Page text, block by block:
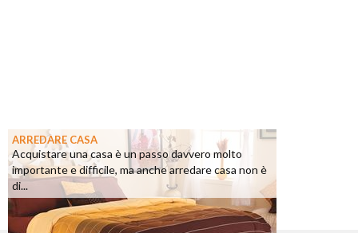
ARREDARE CASA
Acquistare una casa è un passo davvero molto
importante e difficile, ma anche arredare casa non è
di...